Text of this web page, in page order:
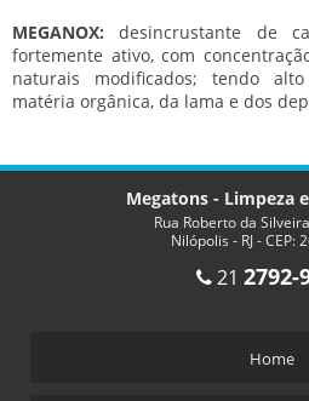
MEGANOX: desincrustante de
fortemente ativo, com
naturais modificados; tendo
matéria orgânica, da lama e dos
Megatons - Limpeza
Rua Roberto da
Nilópolis - RJ - CEP:
21 2792-
Home